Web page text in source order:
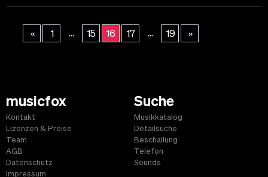
« 1 ... 15 16 17 ... 19 »
musicfox
Kontakt
Lizenzen & Preise
Team
AGB
Datenschutz
Impressum
Suche
Musikkatalog
Detailsuche
Beschallung
Telefon
Sounds